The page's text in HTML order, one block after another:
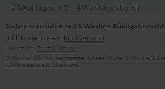
Auf Lager , in 2 – 4 Werktagen bei dir
Sicher einkaufen mit 8 Wochen Rückgaberecht
inkl. kostenlosem Rückversand